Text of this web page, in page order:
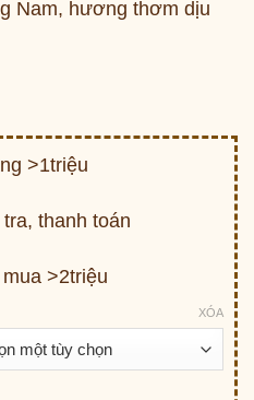
đến
Nam, hương thơm dịu
>1triệu
thanh toán
>2triệu
XÓA